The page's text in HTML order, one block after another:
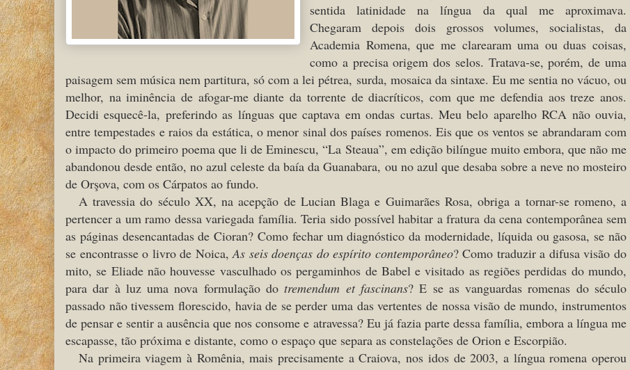
sentida latinidade na língua da qual me aproximava.
Chegaram depois dois grossos volumes, socialistas, da
Academia Romena, que me clarearam uma ou duas coisas,
como a precisa origem dos selos. Tratava-se, porém, de uma
paisagem sem música nem partitura, só com a lei pétrea, surda, mosaica da sintaxe. Eu me sentia no vácuo, ou
melhor, na iminência de afogar-me diante da torrente de diacríticos, com que me defendia aos treze anos.
Decidi esquecê-la, preferindo as línguas que captava em ondas curtas. Meu belo aparelho RCA não ouvia,
entre tempestades e raios da estática, o menor sinal dos países romenos. Eis que os ventos se abrandaram com
o impacto do primeiro poema que li de Eminescu, “La Steaua”, em edição bilíngue muito embora, que não me
abandonou desde então, no azul celeste da baía da Guanabara, ou no azul que desaba sobre a neve no mosteiro
de Orşova, com os Cárpatos ao fundo.
A travessia do século XX, na acepção de Lucian Blaga e Guimarães Rosa, obriga a tornar-se romeno, a
pertencer a um ramo dessa variegada família. Teria sido possível habitar a fratura da cena contemporânea sem
as páginas desencantadas de Cioran? Como fechar um diagnóstico da modernidade, líquida ou gasosa, se não
se encontrasse o livro de Noica,As seis doenças do espírito contemporâneo? Como traduzir a difusa visão do
mito, se Eliade não houvesse vasculhado os pergaminhos de Babel e visitado as regiões perdidas do mundo,
para dar à luz uma nova formulação dotremendum et fascinans? E se as vanguardas romenas do século
passado não tivessem florescido, havia de se perder uma das vertentes de nossa visão de mundo, instrumentos
de pensar e sentir a ausência que nos consome e atravessa? Eu já fazia parte dessa família, embora a língua me
escapasse, tão próxima e distante, como o espaço que separa as constelações de Orion e Escorpião.
Na primeira viagem à Romênia, mais precisamente a Craiova, nos idos de 2003, a língua romena operou